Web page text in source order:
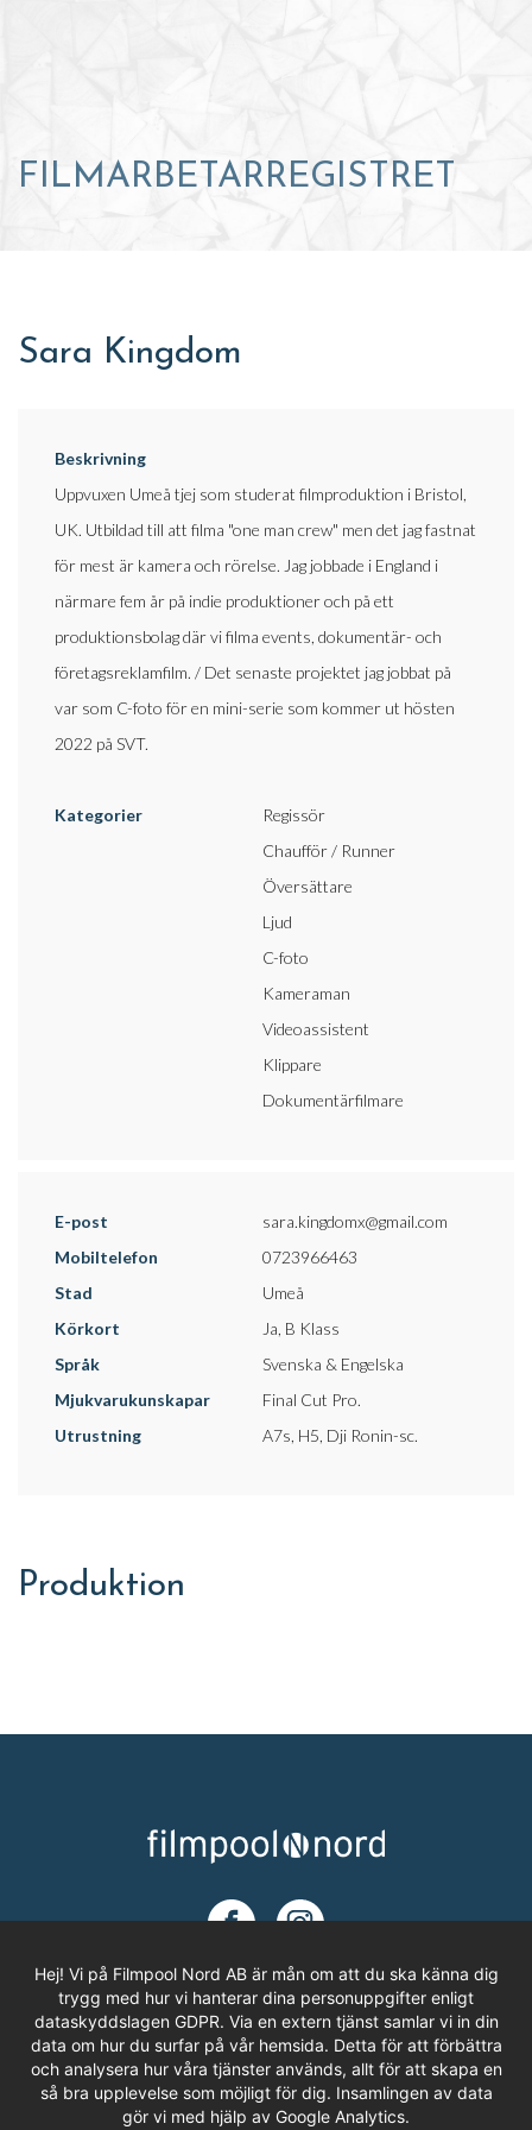
FILMARBETARREGISTRET
Sara Kingdom
Beskrivning
Uppvuxen Umeå tjej som studerat filmproduktion i Bristol,
UK. Utbildad till att filma "one man crew" men det jag fastnat
för mest är kamera och rörelse. Jag jobbade i England i
närmare fem år på indie produktioner och på ett
produktionsbolag där vi filma events, dokumentär- och
företagsreklamfilm. / Det senaste projektet jag jobbat på
var som C-foto för en mini-serie som kommer ut hösten
2022 på SVT.
Kategorier
Regissör
Chaufför / Runner
Översättare
Ljud
C-foto
Kameraman
Videoassistent
Klippare
Dokumentärfilmare
E-post
sara.kingdomx@gmail.com
Mobiltelefon
0723966463
Stad
Umeå
Körkort
Ja, B Klass
Språk
Svenska & Engelska
Mjukvarukunskapar
Final Cut Pro.
Utrustning
A7s, H5, Dji Ronin-sc.
Produktion
ADRESS
Filmpool Nord AB
Västra Varvsgatan 3, Bryggeriet
Hej! Vi på Filmpool Nord AB är mån om att du ska känna dig
trygg med hur vi hanterar dina personuppgifter enligt
dataskyddslagen GDPR. Via en extern tjänst samlar vi in din
data om hur du surfar på vår hemsida. Detta för att förbättra
och analysera hur våra tjänster används, allt för att skapa en
så bra upplevelse som möjligt för dig. Insamlingen av data
gör vi med hjälp av Google Analytics.